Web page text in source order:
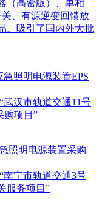
（高密版）、单相
、有源逆变回馈放
。吸引了国内外大批
照明电源装置EPS
汉市轨道交通11号
购项目”
照明电源装置采购
南宁市轨道交通3号
服务项目”